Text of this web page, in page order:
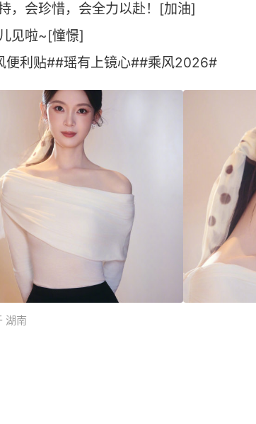
，会珍惜，会全力以赴！[加油]
见啦~[憧憬]
便利贴##瑶有上镜心##乘风2026#
湖南